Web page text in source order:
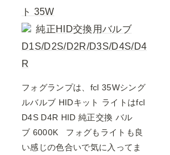
ト 35W
純正HID交換用バルブ
D1S/D2S/D2R/D3S/D4S/D4
R
フォグランプは、fcl 35Wシング
ルバルブ HIDキット ライトはfcl
D4S D4R HID 純正交換 バル
ブ 6000K   フォグもライトも良
い感じの色合いで気に入ってま